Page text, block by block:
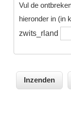
Vul de
hieronder in (in
zwits_rland